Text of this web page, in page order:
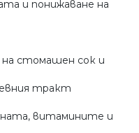
и понижаване на
стомашен сок и
тракт
витамините и